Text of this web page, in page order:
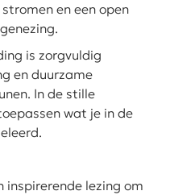
en een open
is zorgvuldig
en duurzame
In de stille
wat je in de
inspirerende lezing om